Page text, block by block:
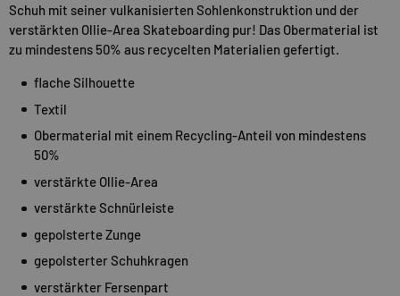
Schuh mit seiner vulkanisierten Sohlenkonstruktion und der
verstärkten Ollie-Area Skateboarding pur! Das Obermaterial ist
zu mindestens 50% aus recycelten Materialien gefertigt.
flache Silhouette
Textil
Obermaterial mit einem Recycling-Anteil von mindestens
50%
verstärkte Ollie-Area
verstärkte Schnürleiste
gepolsterte Zunge
gepolsterter Schuhkragen
verstärkter Fersenpart